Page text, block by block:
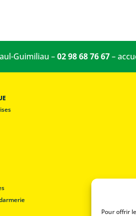
Pour offrir
Guimiliau –02 98 68 76 67–